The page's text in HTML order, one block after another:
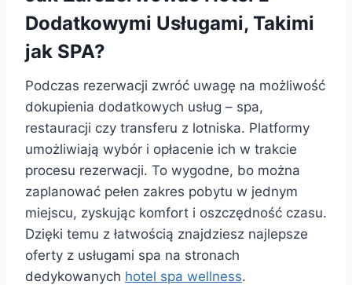
Dodatkowymi Usługami, Takimi
jak SPA?
Podczas rezerwacji zwróć uwagę na możliwość
dokupienia dodatkowych usług – spa,
restauracji czy transferu z lotniska. Platformy
umożliwiają wybór i opłacenie ich w trakcie
procesu rezerwacji. To wygodne, bo można
zaplanować pełen zakres pobytu w jednym
miejscu, zyskując komfort i oszczędność czasu.
Dzięki temu z łatwością znajdziesz najlepsze
oferty z usługami spa na stronach
dedykowanych hotel spa wellness.